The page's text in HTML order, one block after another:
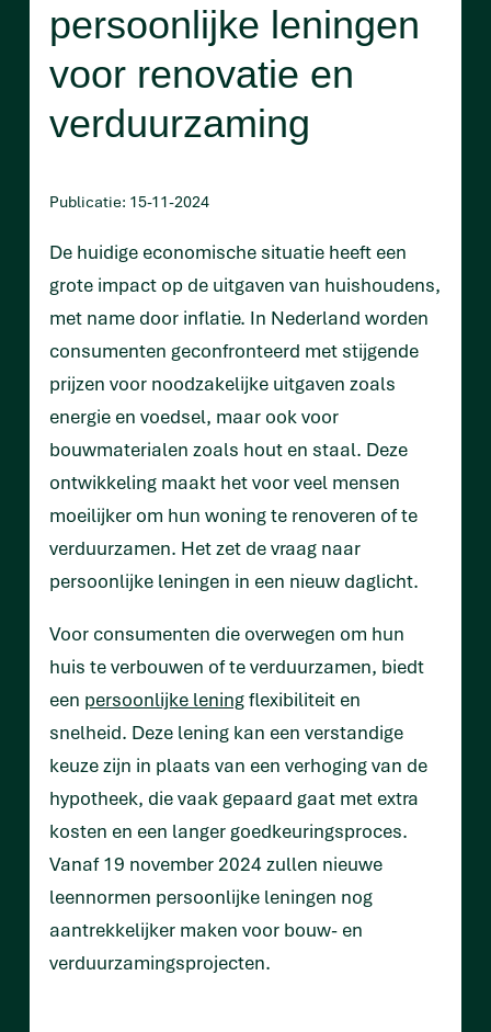
persoonlijke leningen
voor renovatie en
verduurzaming
Publicatie: 15-11-2024
De huidige economische situatie heeft een
grote impact op de uitgaven van huishoudens,
met name door inflatie. In Nederland worden
consumenten geconfronteerd met stijgende
prijzen voor noodzakelijke uitgaven zoals
energie en voedsel, maar ook voor
bouwmaterialen zoals hout en staal. Deze
ontwikkeling maakt het voor veel mensen
moeilijker om hun woning te renoveren of te
verduurzamen. Het zet de vraag naar
persoonlijke leningen in een nieuw daglicht.
Voor consumenten die overwegen om hun
huis te verbouwen of te verduurzamen, biedt
een persoonlijke leningflexibiliteit en
snelheid. Deze lening kan een verstandige
keuze zijn in plaats van een verhoging van de
hypotheek, die vaak gepaard gaat met extra
kosten en een langer goedkeuringsproces.
Vanaf 19 november 2024 zullen nieuwe
leennormen persoonlijke leningen nog
aantrekkelijker maken voor bouw- en
verduurzamingsprojecten.